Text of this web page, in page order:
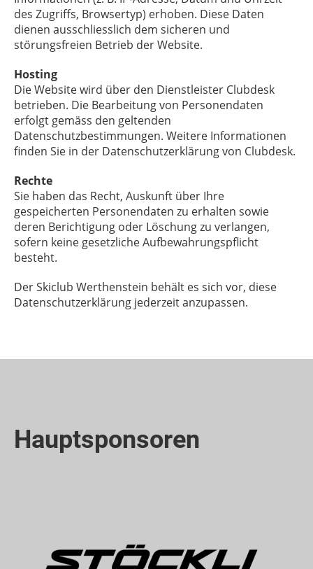
des Zugriffs, Browsertyp) erhoben. Diese Daten
dienen ausschliesslich dem sicheren und
störungsfreien Betrieb der Website.
Hosting
Die Website wird über den Dienstleister Clubdesk
betrieben. Die Bearbeitung von Personendaten
erfolgt gemäss den geltenden
Datenschutzbestimmungen. Weitere Informationen
finden Sie in der Datenschutzerklärung von Clubdesk.
Rechte
Sie haben das Recht, Auskunft über Ihre
gespeicherten Personendaten zu erhalten sowie
deren Berichtigung oder Löschung zu verlangen,
sofern keine gesetzliche Aufbewahrungspflicht
besteht.
Der Skiclub Werthenstein behält es sich vor, diese
Datenschutzerklärung jederzeit anzupassen.
Hauptsponsoren